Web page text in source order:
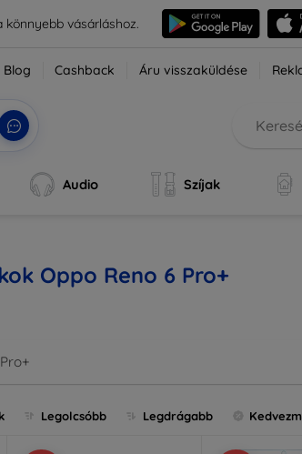
könnyebb vásárláshoz.
Blog Cashback Áru visszaküldése
Audio Szíjak
Oppo Reno 6 Pro+
Legolcsóbb Legdrágabb